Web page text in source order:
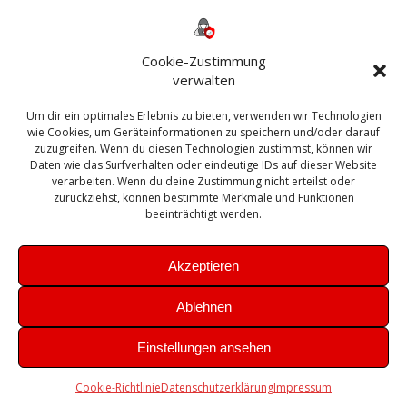
Cookie-Zustimmung
verwalten
Um dir ein optimales Erlebnis zu bieten, verwenden wir Technologien
wie Cookies, um Geräteinformationen zu speichern und/oder darauf
zuzugreifen. Wenn du diesen Technologien zustimmst, können wir
Daten wie das Surfverhalten oder eindeutige IDs auf dieser Website
verarbeiten. Wenn du deine Zustimmung nicht erteilst oder
zurückziehst, können bestimmte Merkmale und Funktionen
beeinträchtigt werden.
Akzeptieren
Ablehnen
Einstellungen ansehen
Cookie-RichtlinieDatenschutzerklärungImpressum
Bautagebuch
Exchange firewall Fritzbox
Microsoft
Sanierung SBS Security Server Sicherheit
Sicherung SIEM Sophos SSL Ubuntu
Update Upgrade UTM VCenter VCSA Veeam
VMWare VPN WAZUH Windows
Zertifikat
Theme